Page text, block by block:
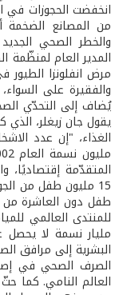
من المصانع
والخطر الصحي
المدير العام لمنظّمة
مرض انفلونزا الطيور
والفقيرة على
يُضاف إلى التحدّي
يقول جان زيغلر،
المتقدّمة
طفل دون العاشرة من
مليار نسمة لا يحصل
البشرية إلى مرافق
العالم النامي. كما